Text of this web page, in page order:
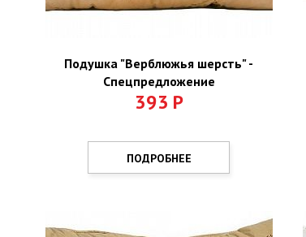
Подушка "Верблюжья шерсть" -
Спецпредложение
393 Р
ПОДРОБНЕЕ